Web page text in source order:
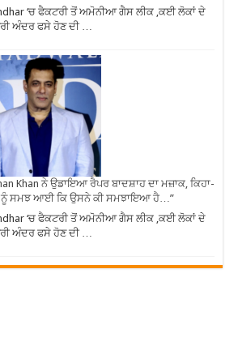
‘ਚ ਫੈਕਟਰੀ ਤੋਂ ਅਮੋਨੀਆ ਗੈਸ ਲੀਕ ,ਕਈ ਲੋਕਾਂ ਦੇ
ਅੰਦਰ ਫਸੇ ਹੋਣ ਦੀ …
Khan ਨੇ ਉਡਾਇਆ ਰੈਪਰ ਬਾਦਸ਼ਾਹ ਦਾ ਮਜ਼ਾਕ, ਕਿਹਾ-
ਨੂੰ ਸਮਝ ਆਈ ਕਿ ਉਸਨੇ ਕੀ ਸਮਝਾਇਆ ਹੈ…”
‘ਚ ਫੈਕਟਰੀ ਤੋਂ ਅਮੋਨੀਆ ਗੈਸ ਲੀਕ ,ਕਈ ਲੋਕਾਂ ਦੇ
ਅੰਦਰ ਫਸੇ ਹੋਣ ਦੀ …